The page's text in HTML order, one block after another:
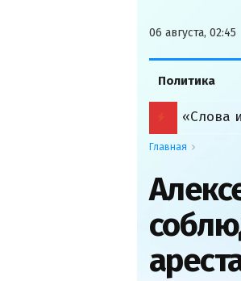
06 августа, 02:45
Политика
Главная